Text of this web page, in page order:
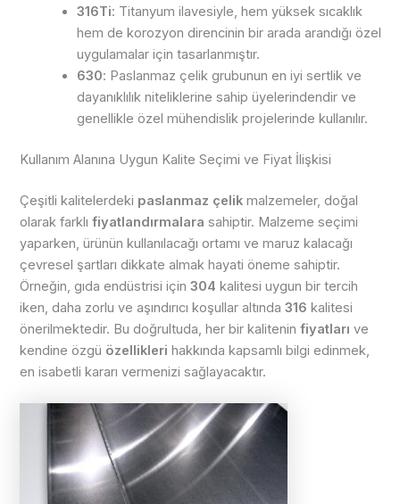
316Ti: Titanyum ilavesiyle, hem yüksek sıcaklık
hem de korozyon direncinin bir arada arandığı özel
uygulamalar için tasarlanmıştır.
630: Paslanmaz çelik grubunun en iyi sertlik ve
dayanıklılık niteliklerine sahip üyelerindendir ve
genellikle özel mühendislik projelerinde kullanılır.
Kullanım Alanına Uygun Kalite Seçimi ve Fiyat İlişkisi
Çeşitli kalitelerdeki paslanmaz çelik malzemeler, doğal
olarak farklı fiyatlandırmalara sahiptir. Malzeme seçimi
yaparken, ürünün kullanılacağı ortamı ve maruz kalacağı
çevresel şartları dikkate almak hayati öneme sahiptir.
Örneğin, gıda endüstrisi için 304 kalitesi uygun bir tercih
iken, daha zorlu ve aşındırıcı koşullar altında 316 kalitesi
önerilmektedir. Bu doğrultuda, her bir kalitenin fiyatları ve
kendine özgü özellikleri hakkında kapsamlı bilgi edinmek,
en isabetli kararı vermenizi sağlayacaktır.